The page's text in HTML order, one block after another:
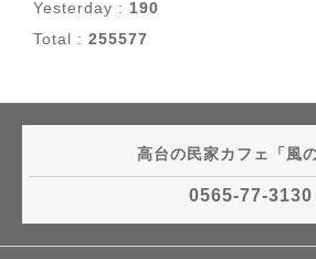
Yesterday : 190
Total : 255577
高台の民家カフェ「風
0565-77-3130